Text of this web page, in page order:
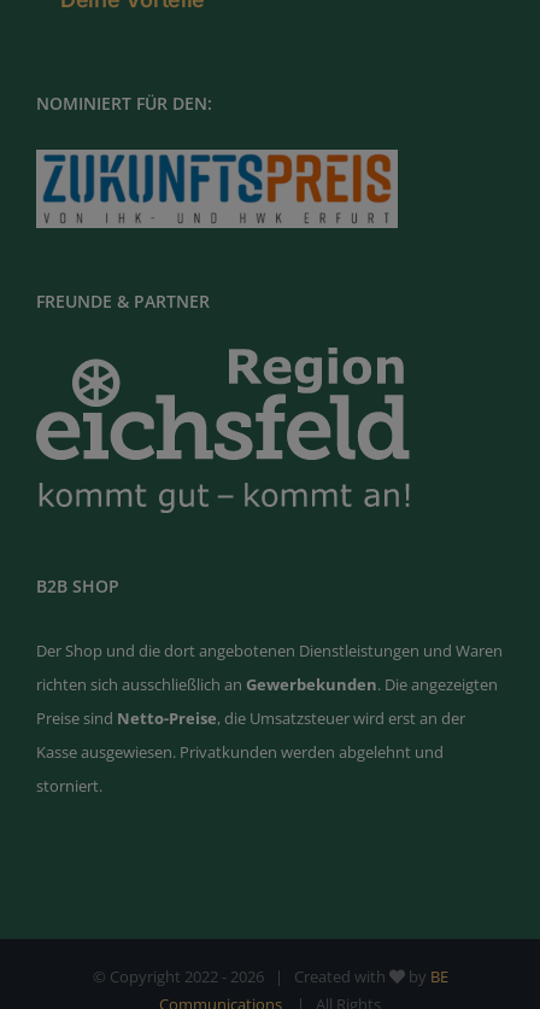
NOMINIERT FÜR DEN:
FREUNDE & PARTNER
B2B SHOP
Der Shop und die dort angebotenen Dienstleistungen und Waren
richten sich ausschließlich an Gewerbekunden. Die angezeigten
Preise sind Netto-Preise, die Umsatzsteuer wird erst an der
Kasse ausgewiesen. Privatkunden werden abgelehnt und
storniert.
© Copyright 2022 - 2026 | Created with by BE
Communications
| All Rights